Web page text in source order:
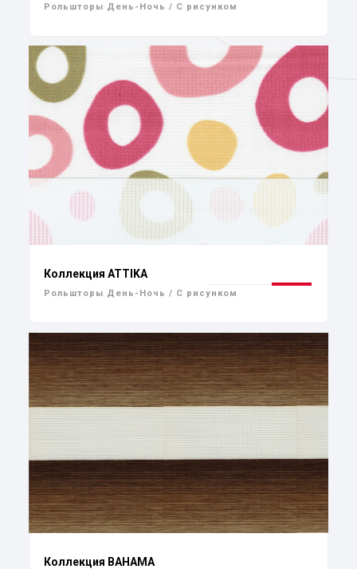
Рольшторы День-Ночь / С рисунком
Коллекция ATTIKA
Рольшторы День-Ночь / С рисунком
Коллекция BAHAMA